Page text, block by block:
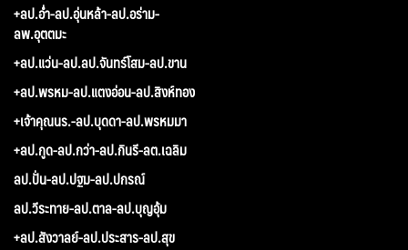
+ลป.อ่ำ-ลป.อุ่นหล้า-ลป.อร่าม-
ลพ.อุตตมะ
+ลป.แว่น-ลป.ลป.จันทร์โสม-ลป.ขาน
+ลป.พรหม-ลป.แตงอ่อน-ลป.สิงห์ทอง
+เจ้าคุณนร.-ลป.บุดดา-ลป.พรหมมา
+ลป.กูด-ลป.กว่า-ลป.กินรี-ลต.เฉลิม
ลป.ปั่น-ลป.ปฐม-ลป.ปกรณ์
ลป.วีระทาย-ลป.ตาล-ลป.บุญอุ้ม
+ลป.สังวาลย์-ลป.ประสาร-ลป.สุข